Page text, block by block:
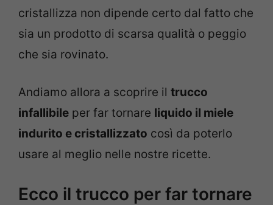
cristallizza non dipende certo dal fatto che
sia un prodotto di scarsa qualità o peggio
che sia rovinato.
Andiamo allora a scoprire il trucco
infallibile per far tornare liquido il miele
indurito e cristallizzato così da poterlo
usare al meglio nelle nostre ricette.
Ecco il trucco per far tornare